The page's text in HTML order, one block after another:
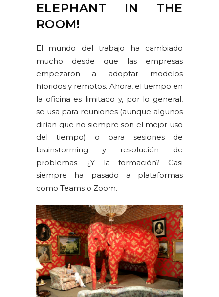
ELEPHANT IN THE
ROOM!
El mundo del trabajo ha cambiado
mucho desde que las empresas
empezaron a adoptar modelos
híbridos y remotos. Ahora, el tiempo en
la oficina es limitado y, por lo general,
se usa para reuniones (aunque algunos
dirían que no siempre son el mejor uso
del tiempo) o para sesiones de
brainstorming y resolución de
problemas. ¿Y la formación? Casi
siempre ha pasado a plataformas
como Teams o Zoom.